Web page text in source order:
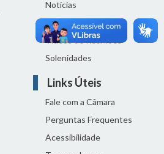
Notícias
Sala de Imprensa
Vídeos de Reuniões
Solenidades
Links Úteis
Fale com a Câmara
Perguntas Frequentes
Acessibilidade